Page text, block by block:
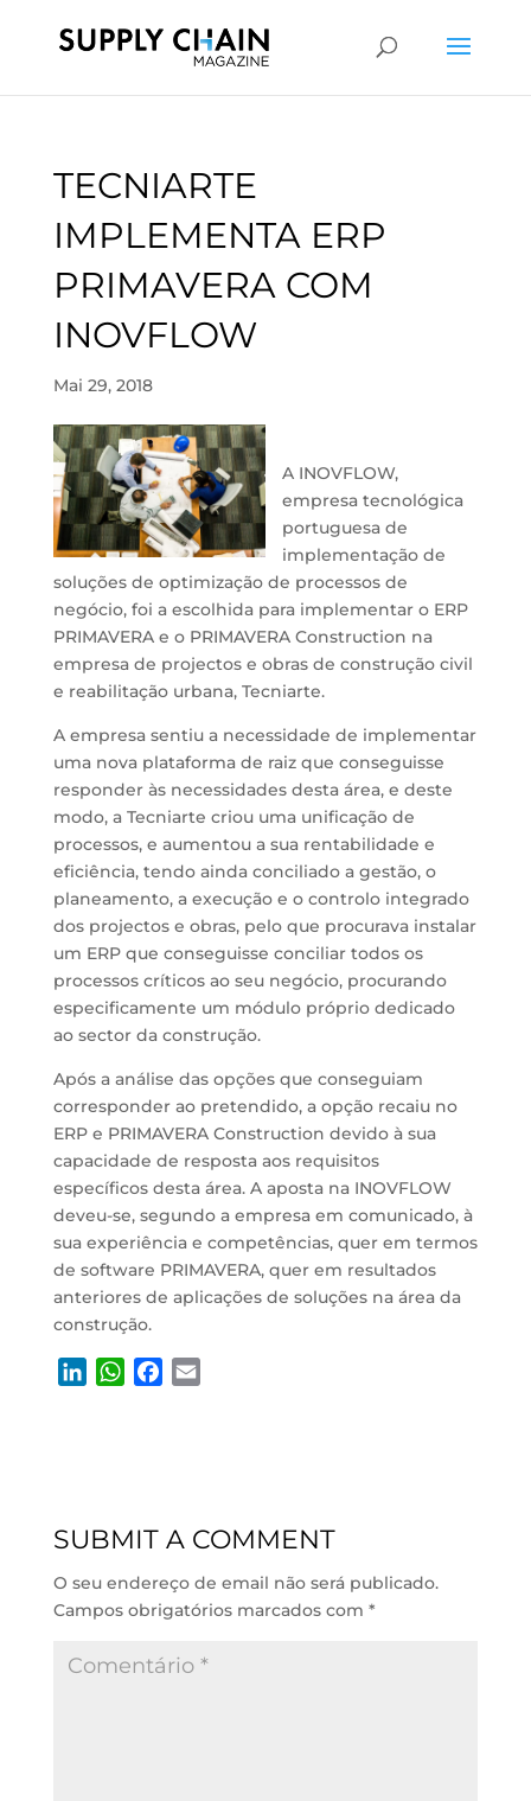
TECNIARTE
IMPLEMENTA ERP
PRIMAVERA COM
INOVFLOW
Mai 29, 2018
A INOVFLOW,
empresa tecnológica
portuguesa de
implementação de
soluções de optimização de processos de
negócio, foi a escolhida para implementar o ERP
PRIMAVERA e o PRIMAVERA Construction na
empresa de projectos e obras de construção civil
e reabilitação urbana, Tecniarte.
A empresa sentiu a necessidade de implementar
uma nova plataforma de raiz que conseguisse
responder às necessidades desta área, e deste
modo, a Tecniarte criou uma unificação de
processos, e aumentou a sua rentabilidade e
eficiência, tendo ainda conciliado a gestão, o
planeamento, a execução e o controlo integrado
dos projectos e obras, pelo que procurava instalar
um ERP que conseguisse conciliar todos os
processos críticos ao seu negócio, procurando
especificamente um módulo próprio dedicado
ao sector da construção.
Após a análise das opções que conseguiam
corresponder ao pretendido, a opção recaiu no
ERP e PRIMAVERA Construction devido à sua
capacidade de resposta aos requisitos
específicos desta área. A aposta na INOVFLOW
deveu-se, segundo a empresa em comunicado, à
sua experiência e competências, quer em termos
de software PRIMAVERA, quer em resultados
anteriores de aplicações de soluções na área da
construção.
I
W
p
o
SUBMIT A COMMENT
O seu endereço de email não será publicado.
Campos obrigatórios marcados com *